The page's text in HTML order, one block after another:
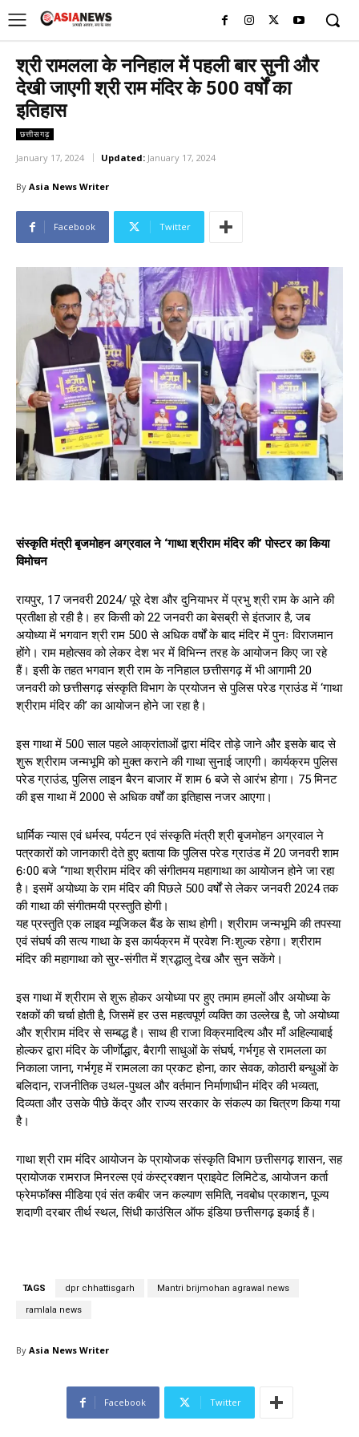
श्री रामलला के ननिहाल में पहली बार सुनी और
देखी जाएगी श्री राम मंदिर के 500 वर्षों का
इतिहास
छत्तीसगढ़
January 17, 2024 Updated: January 17, 2024
By Asia News Writer
Facebook Twitter
संस्कृति मंत्री बृजमोहन अग्रवाल ने ‘गाथा श्रीराम मंदिर की’ पोस्टर का किया
विमोचन
रायपुर, 17 जनवरी 2024/ पूरे देश और दुनियाभर में प्रभु श्री राम के आने की
प्रतीक्षा हो रही है। हर किसी को 22 जनवरी का बेसब्री से इंतजार है, जब
अयोध्या में भगवान श्री राम 500 से अधिक वर्षों के बाद मंदिर में पुनः विराजमान
होंगे। राम महोत्सव को लेकर देश भर में विभिन्न तरह के आयोजन किए जा रहे
हैं। इसी के तहत भगवान श्री राम के ननिहाल छत्तीसगढ़ में भी आगामी 20
जनवरी को छत्तीसगढ़ संस्कृति विभाग के प्रयोजन से पुलिस परेड ग्राउंड में ‘गाथा
श्रीराम मंदिर की’ का आयोजन होने जा रहा है।
इस गाथा में 500 साल पहले आक्रांताओं द्वारा मंदिर तोड़े जाने और इसके बाद से
शुरू श्रीराम जन्मभूमि को मुक्त कराने की गाथा सुनाई जाएगी। कार्यक्रम पुलिस
परेड ग्राउंड, पुलिस लाइन बैरन बाजार में शाम 6 बजे से आरंभ होगा। 75 मिनट
की इस गाथा में 2000 से अधिक वर्षों का इतिहास नजर आएगा।
धार्मिक न्यास एवं धर्मस्व, पर्यटन एवं संस्कृति मंत्री श्री बृजमोहन अग्रवाल ने
पत्रकारों को जानकारी देते हुए बताया कि पुलिस परेड ग्राउंड में 20 जनवरी शाम
6ः00 बजे “गाथा श्रीराम मंदिर की संगीतमय महागाथा का आयोजन होने जा रहा
है। इसमें अयोध्या के राम मंदिर की पिछले 500 वर्षों से लेकर जनवरी 2024 तक
की गाथा की संगीतमयी प्रस्तुति होगी।
यह प्रस्तुति एक लाइव म्यूजिकल बैंड के साथ होगी। श्रीराम जन्मभूमि की तपस्या
एवं संघर्ष की सत्य गाथा के इस कार्यक्रम में प्रवेश निःशुल्क रहेगा। श्रीराम
मंदिर की महागाथा को सुर-संगीत में श्रद्धालु देख और सुन सकेंगे।
इस गाथा में श्रीराम से शुरू होकर अयोध्या पर हुए तमाम हमलों और अयोध्या के
रक्षकों की चर्चा होती है, जिसमें हर उस महत्वपूर्ण व्यक्ति का उल्लेख है, जो अयोध्या
और श्रीराम मंदिर से सम्बद्ध है। साथ ही राजा विक्रमादित्य और माँ अहिल्याबाई
होल्कर द्वारा मंदिर के जीर्णाेद्धार, बैरागी साधुओं के संघर्ष, गर्भगृह से रामलला का
निकाला जाना, गर्भगृह में रामलला का प्रकट होना, कार सेवक, कोठारी बन्धुओं के
बलिदान, राजनीतिक उथल-पुथल और वर्तमान निर्माणाधीन मंदिर की भव्यता,
दिव्यता और उसके पीछे केंद्र और राज्य सरकार के संकल्प का चित्रण किया गया
है।
गाथा श्री राम मंदिर आयोजन के प्रायोजक संस्कृति विभाग छत्तीसगढ़ शासन, सह
प्रायोजक रामराज मिनरल्स एवं कंस्ट्रक्शन प्राइवेट लिमिटेड, आयोजन कर्ता
फ्रेमफॉक्स मीडिया एवं संत कबीर जन कल्याण समिति, नवबोध प्रकाशन, पूज्य
शदाणी दरबार तीर्थ स्थल, सिंधी काउंसिल ऑफ इंडिया छत्तीसगढ़ इकाई हैं।
TAGS dpr chhattisgarh Mantri brijmohan agrawal news
ramlala news
By Asia News Writer
Facebook Twitter